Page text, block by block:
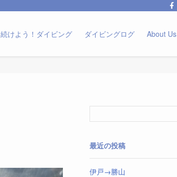
続けよう！ダイビング ダイビングログ About Us
最近の投稿
伊戸→勝山